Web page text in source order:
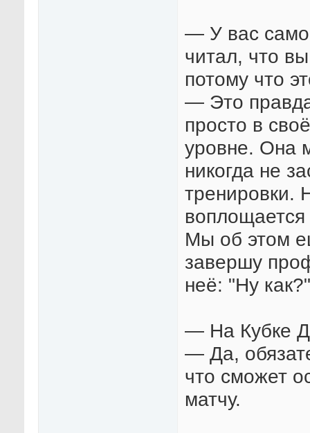
— У вас
читал, что
потому что
— Это
просто в
уровне. Она
никогда не
тренировки.
Мы об этом
завершу
неё: "Ну
— На Кубке
— Да,
что сможет
матчу.